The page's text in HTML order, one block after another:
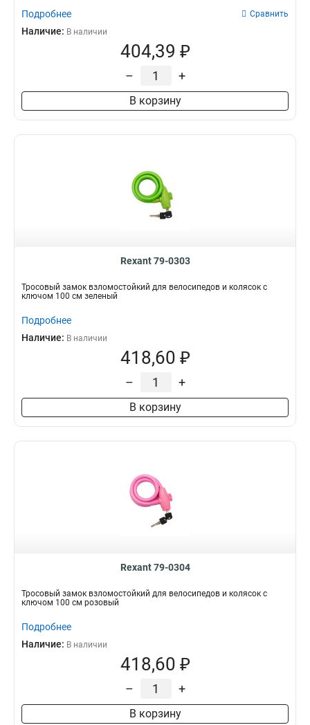
Подробнее Сравнить
Наличие: В наличии
404,39 ₽
– +
В корзину
Rexant 79-0303
Тросовый замок взломостойкий для велосипедов и колясок с
ключом 100 см зеленый
Подробнее
Наличие: В наличии
418,60 ₽
– +
В корзину
Rexant 79-0304
Тросовый замок взломостойкий для велосипедов и колясок с
ключом 100 см розовый
Подробнее
Наличие: В наличии
418,60 ₽
– +
В корзину